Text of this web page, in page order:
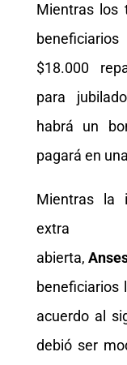
Mientras los
$18.000
para
habrá un
pagará en
Mientras la
abierta,
beneficiarios
acuerdo al
debió ser